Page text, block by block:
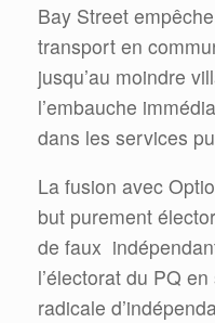
Bay Street
transport en
jusqu’au moindre
l’embauche
dans les services
La fusion avec
but purement
de faux
l’électorat du PQ
radicale